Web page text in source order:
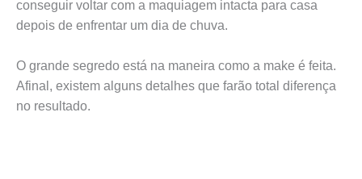
conseguir voltar com a maquiagem intacta para casa
depois de enfrentar um dia de chuva.
O grande segredo está na maneira como a make é feita.
Afinal, existem alguns detalhes que farão total diferença
no resultado.